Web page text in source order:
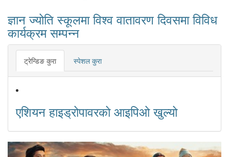
ज्ञान ज्योति स्कूलमा विश्व वातावरण दिवसमा विविध
कार्यक्रम सम्पन्न
ट्रेन्डिङ कुरा स्पेशल कुरा
एशियन हाइड्रोपावरको आइपिओ खुल्यो